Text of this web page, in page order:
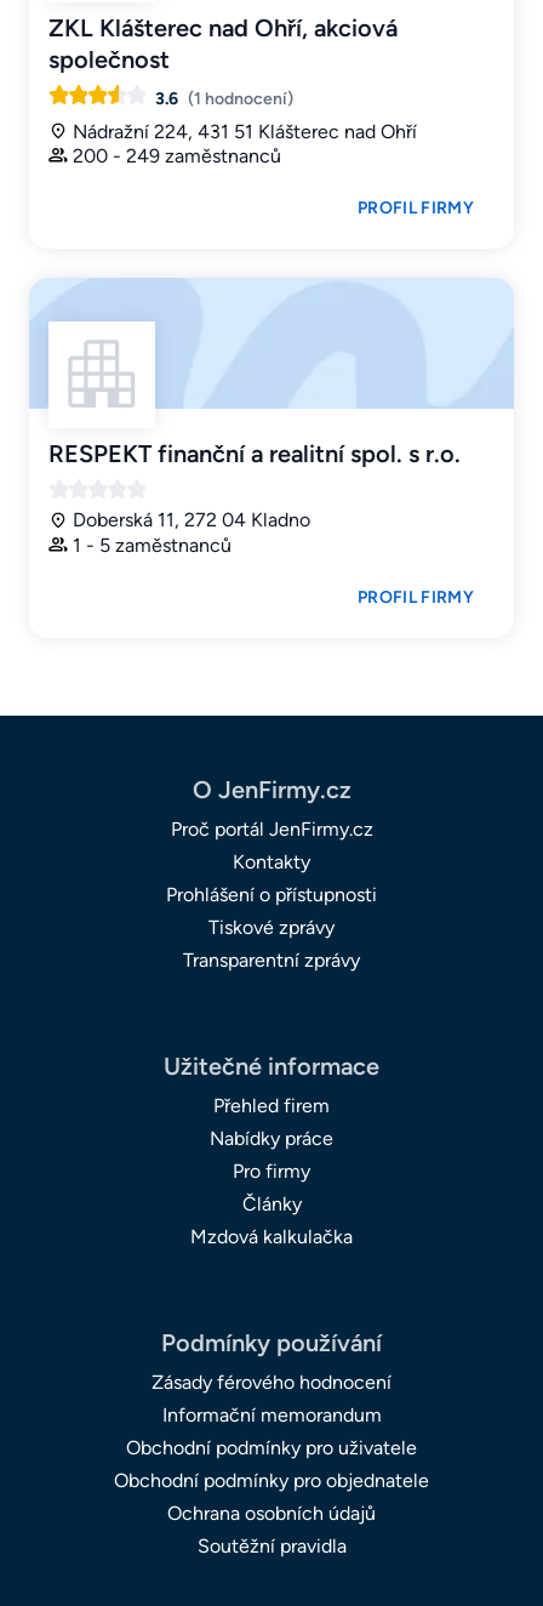
ZKL Klášterec nad Ohří, akciová
společnost
3.6 (1 hodnocení)
Nádražní 224, 431 51 Klášterec nad Ohří
200 - 249 zaměstnanců
PROFIL FIRMY
RESPEKT finanční a realitní spol. s r.o.
Doberská 11, 272 04 Kladno
1 - 5 zaměstnanců
PROFIL FIRMY
O JenFirmy.cz
Proč portál JenFirmy.cz
Kontakty
Prohlášení o přístupnosti
Tiskové zprávy
Transparentní zprávy
Užitečné informace
Přehled firem
Nabídky práce
Pro firmy
Články
Mzdová kalkulačka
Podmínky používání
Zásady férového hodnocení
Informační memorandum
Obchodní podmínky pro uživatele
Obchodní podmínky pro objednatele
Ochrana osobních údajů
Soutěžní pravidla